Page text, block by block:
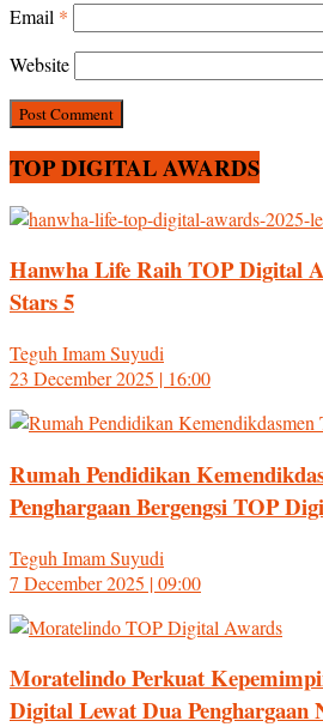
Email *
Website
TOP DIGITAL AWARDS
Hanwha Life Raih TOP Digital
Stars 5
Teguh Imam Suyudi
23 December 2025 | 16:00
Rumah Pendidikan
Penghargaan Bergengsi TOP
Teguh Imam Suyudi
7 December 2025 | 09:00
Moratelindo Perkuat
Digital Lewat Dua Penghargaan